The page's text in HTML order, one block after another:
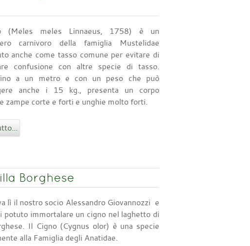
(Meles meles Linnaeus, 1758) è un
carnivoro della famiglia Mustelidae
anche come tasso comune per evitare di
confusione con altre specie di tasso.
a un metro e con un peso che può
anche i 15 kg., presenta un corpo
zampe corte e forti e unghie molto forti.
Borghese
lì il nostro socio Alessandro Giovannozzi e
potuto immortalare un cigno nel laghetto di
Il Cigno (Cygnus olor) è una specie
alla Famiglia degli Anatidae.